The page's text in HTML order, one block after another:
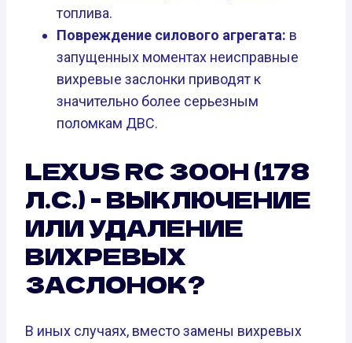
топлива.
Повреждение силового агрегата: в
запущенных моментах неисправные
вихревые заслонки приводят к
значительно более серьезным
поломкам ДВС.
LEXUS RC 300H (178
Л.С.) - ВЫКЛЮЧЕНИЕ
ИЛИ УДАЛЕНИЕ
ВИХРЕВЫХ
ЗАСЛОНОК?
В иных случаях, вместо замены вихревых